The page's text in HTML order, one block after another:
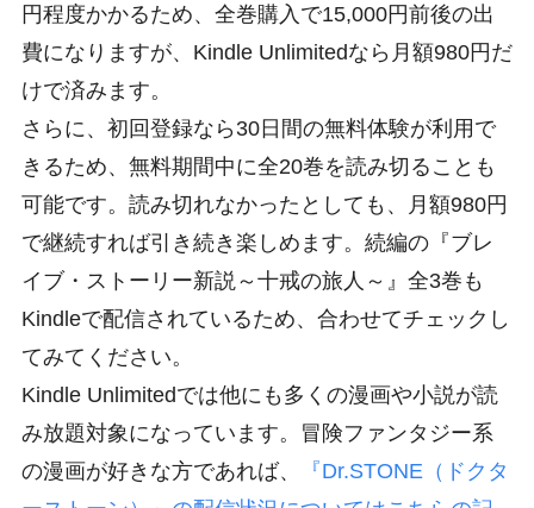
円程度かかるため、全巻購入で15,000円前後の出
費になりますが、Kindle Unlimitedなら月額980円だ
けで済みます。
さらに、初回登録なら30日間の無料体験が利用で
きるため、無料期間中に全20巻を読み切ることも
可能です。読み切れなかったとしても、月額980円
で継続すれば引き続き楽しめます。続編の『ブレ
イブ・ストーリー新説～十戒の旅人～』全3巻も
Kindleで配信されているため、合わせてチェックし
てみてください。
Kindle Unlimitedでは他にも多くの漫画や小説が読
み放題対象になっています。冒険ファンタジー系
の漫画が好きな方であれば、
『Dr.STONE（ドクタ